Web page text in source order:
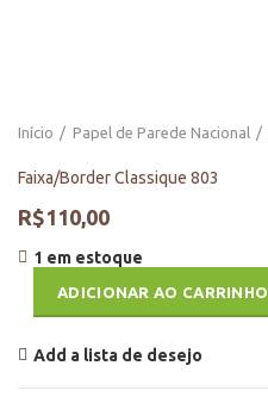
Início Papel de Parede Nacional
Faixa/Border Classique 803
R$110,00
1 em estoque
ADICIONAR AO CARRINHO
Add a lista de desejo